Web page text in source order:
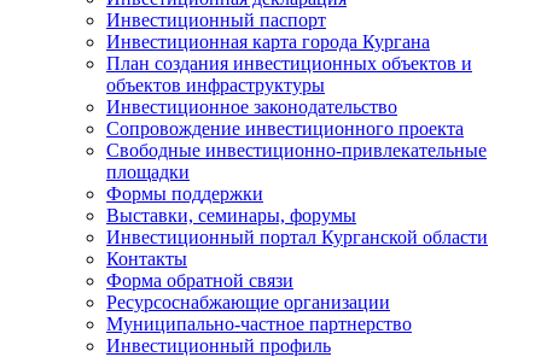
Инвестиционный паспорт
Инвестиционная карта города Кургана
План создания инвестиционных объектов и
объектов инфраструктуры
Инвестиционное законодательство
Сопровождение инвестиционного проекта
Свободные инвестиционно-привлекательные
площадки
Формы поддержки
Выставки, семинары, форумы
Инвестиционный портал Курганской области
Контакты
Форма обратной связи
Ресурсоснабжающие организации
Муниципально-частное партнерство
Инвестиционный профиль